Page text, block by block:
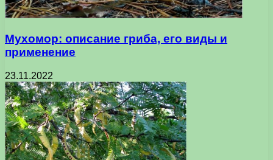
Мухомор: описание гриба, его виды и
применение
23.11.2022